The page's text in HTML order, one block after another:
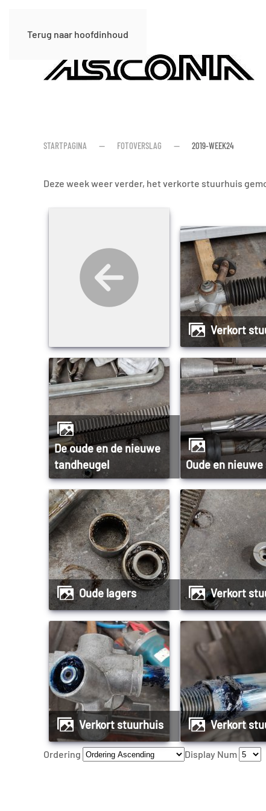
Terug naar hoofdinhoud
STARTPAGINA FOTOVERSLAG 2019-WEEK24
Deze week weer verder, het verkorte stuurhuis
Verkort
De oude en de nieuwe
tandheugel
Oude en
Oude lagers Verkort
Verkort stuurhuis Verkort
Ordering Display Num